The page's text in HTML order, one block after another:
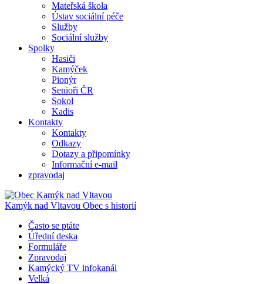
Mateřská škola
Ústav sociální péče
Služby
Sociální služby
Spolky
Hasiči
Kamýček
Pionýr
Senioři ČR
Sokol
Kadis
Kontakty
Kontakty
Odkazy
Dotazy a připomínky
Informační e-mail
zpravodaj
Kamýk nad Vltavou Obec s historií
Často se ptáte
Úřední deska
Formuláře
Zpravodaj
Kamýcký TV infokanál
Velká